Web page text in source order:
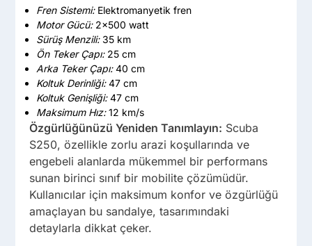
Fren Sistemi:Elektromanyetik fren
Motor Gücü:2×500 watt
Sürüş Menzili:35 km
Ön Teker Çapı:25 cm
Arka Teker Çapı:40 cm
Koltuk Derinliği:47 cm
Koltuk Genişliği:47 cm
Maksimum Hız:12 km/s
Özgürlüğünüzü Yeniden Tanımlayın: Scuba
S250, özellikle zorlu arazi koşullarında ve
engebeli alanlarda mükemmel bir performans
sunan birinci sınıf bir mobilite çözümüdür.
Kullanıcılar için maksimum konfor ve özgürlüğü
amaçlayan bu sandalye, tasarımındaki
detaylarla dikkat çeker.